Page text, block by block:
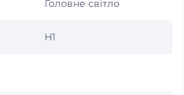
Головне світло
H1